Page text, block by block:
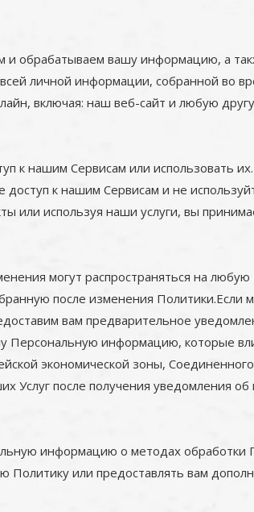
и обрабатываем вашу информацию, а
личной информации, собранной во
включая: наш веб-сайт и любую
к нашим Сервисам или использовать
к нашим Сервисам и не
или используя наши услуги, вы
могут распространяться на
после изменения Политики.Если
вам предварительное
Персональную информацию, которые
экономической зоны,
Услуг после получения уведомления об
информацию о методах обработки
Политику или предоставлять вам